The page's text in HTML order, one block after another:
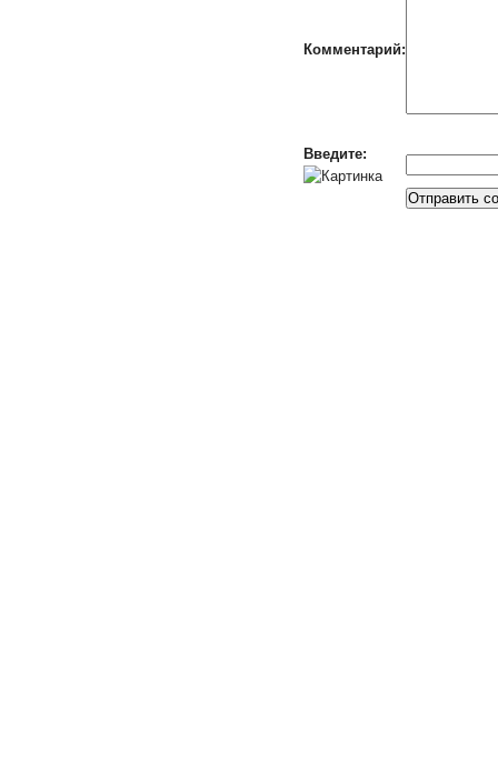
Комментарий:
Введите: